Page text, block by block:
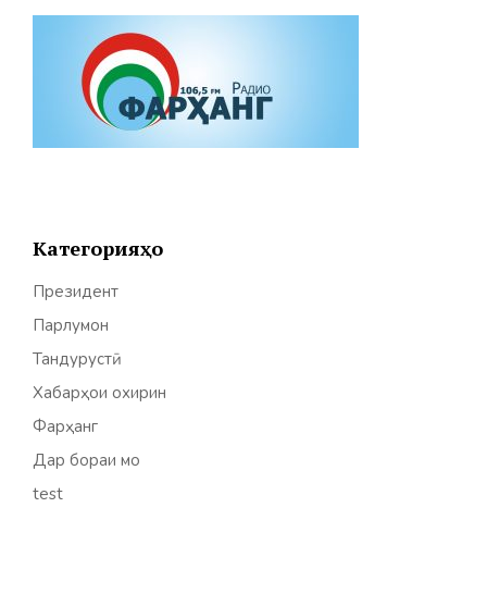
Категорияҳо
Президент
Парлумон
Тандурустӣ
Хабарҳои охирин
Фарҳанг
Дар бораи мо
test